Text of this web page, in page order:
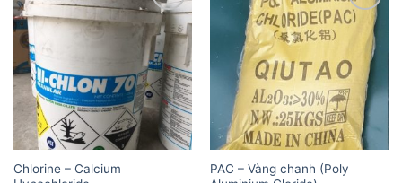
Add to
wishlist
Chlorine – Calcium
Add to
wishlist
PAC – Vàng chanh (Poly